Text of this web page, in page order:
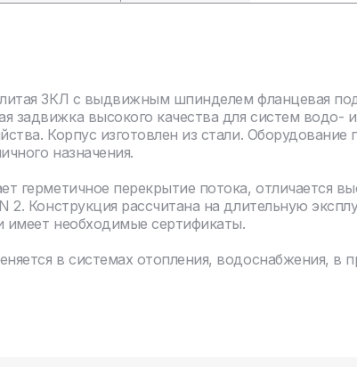
ЗКЛ с выдвижным шпинделем фланцевая
задвижка высокого качества для систем водо-
Корпус изготовлен из стали.
назначения.
герметичное перекрытие потока,
2. Конструкция рассчитана на длительную
имеет необходимые сертификаты.
в системах отопления, водоснабжения,